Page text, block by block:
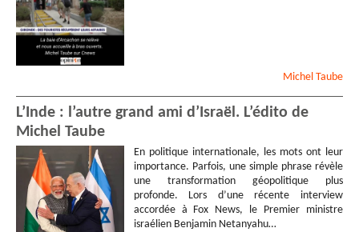
Michel Taube
L’Inde : l’autre grand ami d’Israël. L’édito de
Michel Taube
En politique internationale, les mots ont leur
importance. Parfois, une simple phrase révèle
une transformation géopolitique plus
profonde. Lors d’une récente interview
accordée à Fox News, le Premier ministre
israélien Benjamin Netanyahu…